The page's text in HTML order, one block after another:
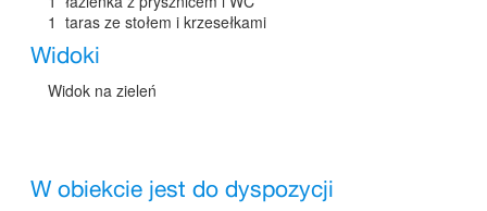
1 taras ze stołem i krzesełkami
Widoki
Widok na zieleń
W obiekcie jest do dyspozycji